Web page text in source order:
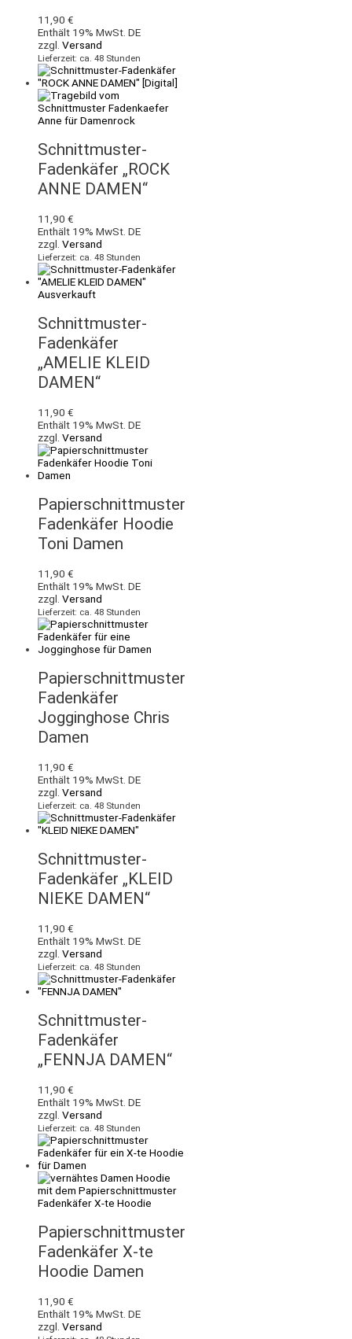
11,90 €
Enthält 19% MwSt. DE
zzgl. Versand
Lieferzeit: ca. 48 Stunden
Schnittmuster-
Fadenkäfer „ROCK
ANNE DAMEN“
11,90 €
Enthält 19% MwSt. DE
zzgl. Versand
Lieferzeit: ca. 48 Stunden
Ausverkauft
Schnittmuster-
Fadenkäfer
„AMELIE KLEID
DAMEN“
11,90 €
Enthält 19% MwSt. DE
zzgl. Versand
Papierschnittmuster
Fadenkäfer Hoodie
Toni Damen
11,90 €
Enthält 19% MwSt. DE
zzgl. Versand
Lieferzeit: ca. 48 Stunden
Papierschnittmuster
Fadenkäfer
Jogginghose Chris
Damen
11,90 €
Enthält 19% MwSt. DE
zzgl. Versand
Lieferzeit: ca. 48 Stunden
Schnittmuster-
Fadenkäfer „KLEID
NIEKE DAMEN“
11,90 €
Enthält 19% MwSt. DE
zzgl. Versand
Lieferzeit: ca. 48 Stunden
Schnittmuster-
Fadenkäfer
„FENNJA DAMEN“
11,90 €
Enthält 19% MwSt. DE
zzgl. Versand
Lieferzeit: ca. 48 Stunden
Papierschnittmuster
Fadenkäfer X-te
Hoodie Damen
11,90 €
Enthält 19% MwSt. DE
zzgl. Versand